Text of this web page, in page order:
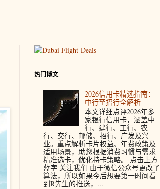
热门博文
2026信用卡精选指南：
中行至招行全解析
本文详细点评2026年多
家银行信用卡，涵盖中
行、建行、工行、农
行、交行、邮储、招行、广发及兴
业。重点解析卡片权益、年费政策及
适用场景，助您根据消费习惯与需求
精准选卡，优化持卡策略。 点击上方
蓝字 关注我们 由于微信公众号更改了
算法，所以如果今后想要第一时间看
到R先生的推送，...